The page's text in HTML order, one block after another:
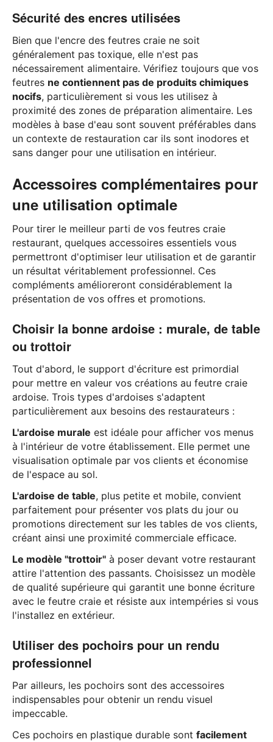
Sécurité des encres utilisées
Bien que l'encre des feutres craie ne soit
généralement pas toxique, elle n'est pas
nécessairement alimentaire. Vérifiez toujours que vos
feutres ne contiennent pas de produits chimiques
nocifs, particulièrement si vous les utilisez à
proximité des zones de préparation alimentaire. Les
modèles à base d'eau sont souvent préférables dans
un contexte de restauration car ils sont inodores et
sans danger pour une utilisation en intérieur.
Accessoires complémentaires pour
une utilisation optimale
Pour tirer le meilleur parti de vos feutres craie
restaurant, quelques accessoires essentiels vous
permettront d'optimiser leur utilisation et de garantir
un résultat véritablement professionnel. Ces
compléments amélioreront considérablement la
présentation de vos offres et promotions.
Choisir la bonne ardoise : murale, de table
ou trottoir
Tout d'abord, le support d'écriture est primordial
pour mettre en valeur vos créations au feutre craie
ardoise. Trois types d'ardoises s'adaptent
particulièrement aux besoins des restaurateurs :
L'ardoise murale est idéale pour afficher vos menus
à l'intérieur de votre établissement. Elle permet une
visualisation optimale par vos clients et économise
de l'espace au sol.
L'ardoise de table, plus petite et mobile, convient
parfaitement pour présenter vos plats du jour ou
promotions directement sur les tables de vos clients,
créant ainsi une proximité commerciale efficace.
Le modèle "trottoir" à poser devant votre restaurant
attire l'attention des passants. Choisissez un modèle
de qualité supérieure qui garantit une bonne écriture
avec le feutre craie et résiste aux intempéries si vous
l'installez en extérieur.
Utiliser des pochoirs pour un rendu
professionnel
Par ailleurs, les pochoirs sont des accessoires
indispensables pour obtenir un rendu visuel
impeccable.
Ces pochoirs en plastique durable sont facilement